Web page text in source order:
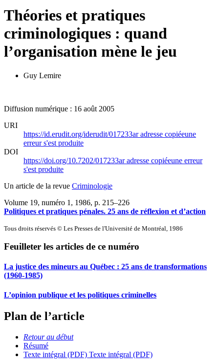
Théories et pratiques
criminologiques : quand
l’organisation mène le jeu
Guy Lemire
Diffusion numérique : 16 août 2005
URI
https://id.erudit.org/iderudit/017233aradresse copiéeune
erreur s'est produite
DOI
https://doi.org/10.7202/017233aradresse copiéeune erreur
s'est produite
Un article de la revue Criminologie
Volume 19, numéro 1, 1986, p. 215–226
Politiques et pratiques pénales. 25 ans de réflexion et d’action
Tous droits réservés © Les Presses de l'Université de Montréal, 1986
Feuilleter les articles de ce numéro
La justice des mineurs au Québec : 25 ans de transformations
(1960-1985)
L’opinion publique et les politiques criminelles
Plan de l’article
Retour au début
Résumé
Texte intégral (PDF) Texte intégral (PDF)